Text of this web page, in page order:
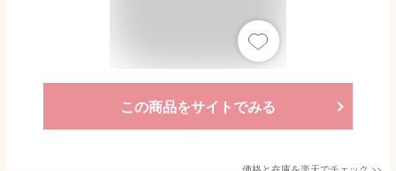
この商品をサイトでみる